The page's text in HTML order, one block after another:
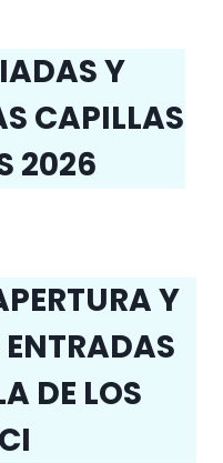
Y
CAPILLAS
2026
Y
ENTRADAS
DE LOS